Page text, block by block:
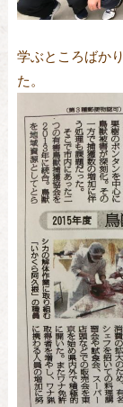
学ぶところばか
た。